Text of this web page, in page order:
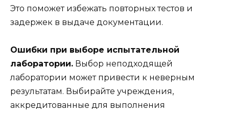
Это поможет избежать повторных тестов и
задержек в выдаче документации.
Ошибки при выборе испытательной
лаборатории. Выбор неподходящей
лаборатории может привести к неверным
результатам. Выбирайте учреждения,
аккредитованные для выполнения